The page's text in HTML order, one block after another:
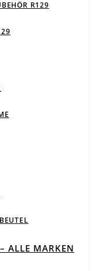
R129
ALLE MARKEN